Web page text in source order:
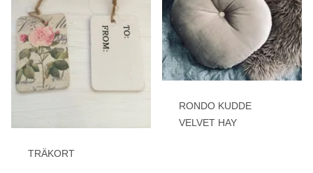
TRÄKORT
RONDO KUDDE
VELVET HAY